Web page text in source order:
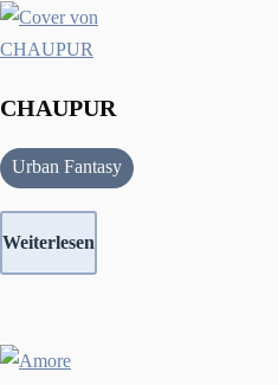
CHAUPUR
Urban Fantasy
Weiterlesen